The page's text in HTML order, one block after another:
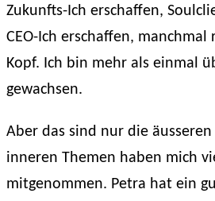
Zukunfts-Ich erschaffen,
CEO-Ich erschaffen,
Kopf. Ich bin mehr als einmal
gewachsen.
Aber das sind nur die
inneren Themen haben mich
mitgenommen. Petra hat ein